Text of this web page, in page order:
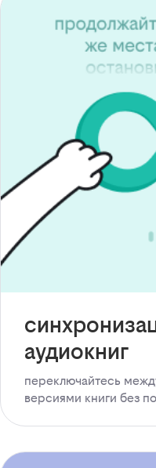
аудиокниг
переключайтесь
версиями книги без